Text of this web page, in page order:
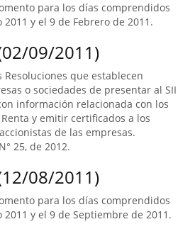
para los días comprendidos
y el 9 de Febrero de 2011.
09/2011)
que establecen
o sociedades de presentar al SII
información relacionada con los
y emitir certificados a los
de las empresas.
25, de 2012.
08/2011)
para los días comprendidos
y el 9 de Septiembre de 2011.